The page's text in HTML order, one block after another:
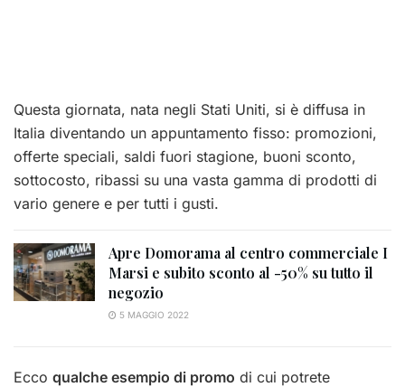
Questa giornata, nata negli Stati Uniti, si è diffusa in
Italia diventando un appuntamento fisso: promozioni,
offerte speciali, saldi fuori stagione, buoni sconto,
sottocosto, ribassi su una vasta gamma di prodotti di
vario genere e per tutti i gusti.
Apre Domorama al centro commerciale I
Marsi e subito sconto al -50% su tutto il
negozio
5 MAGGIO 2022
Ecco qualche esempio di promo di cui potrete